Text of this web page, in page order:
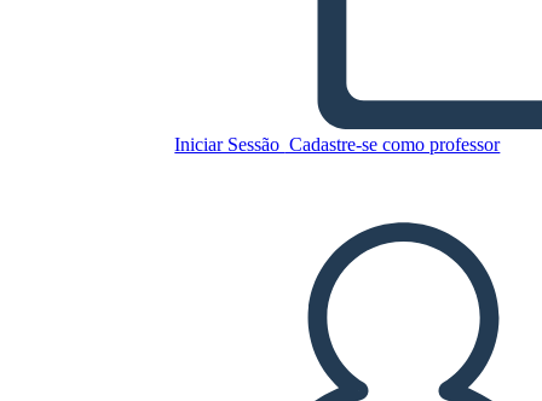
Iniciar Sessão Cadastre-se como professor
Jan Andrews
CRIAR UM STORYBOARD
REPRODUZIR APRESENTAÇÃO DE SLIDES
LEIA PRA MIM